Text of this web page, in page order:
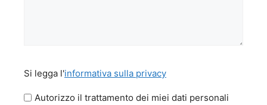
legga
l'informativa
Si legga l'informativa sulla privacy
Autorizzo il trattamento dei miei dati personali